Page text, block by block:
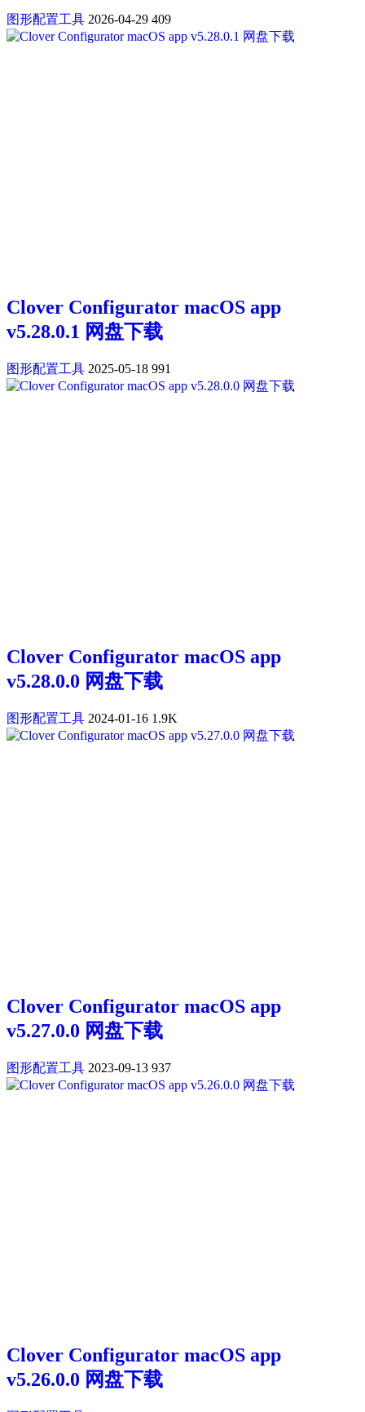
图形配置工具 2026-04-29 409
Clover Configurator macOS app
v5.28.0.1 网盘下载
图形配置工具 2025-05-18 991
Clover Configurator macOS app
v5.28.0.0 网盘下载
图形配置工具 2024-01-16 1.9K
Clover Configurator macOS app
v5.27.0.0 网盘下载
图形配置工具 2023-09-13 937
Clover Configurator macOS app
v5.26.0.0 网盘下载